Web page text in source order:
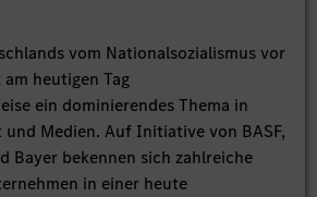
vom Nationalsozialismus vor
heutigen Tag
ein dominierendes Thema in
Medien. Auf Initiative von BASF,
Bayer bekennen sich zahlreiche
in einer heute